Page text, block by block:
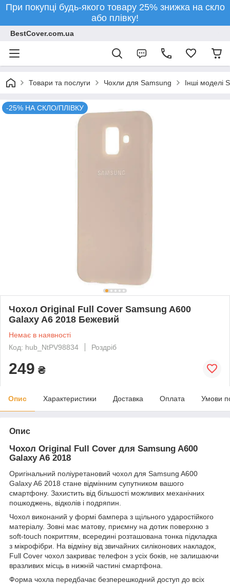
При покупці будь-якого товару 25% знижка на скло
або плівку!
BestCover.com.ua
Товари та послуги Чохли для Samsung Інші моделі
-25% НА СКЛО/ПЛІВКУ
Чохол Original Full Cover Samsung A600
Galaxy A6 2018 Бежевий
Немає в наявності
Код: hub_NtPV98834
Роздріб
249 ₴
Опис Характеристики Доставка Оплата Умови
Опис
Чохол Original Full Cover для Samsung A600
Galaxy A6 2018
Оригінальний поліуретановий чохол для Samsung A600
Galaxy A6 2018 стане відмінним супутником вашого
смартфону. Захистить від більшості можливих механічних
пошкоджень, відколів і подряпин.
Чохол виконаний у формі бампера з щільного ударостійкого
матеріалу. Зовні має матову, приємну на дотик поверхню з
soft-touch покриттям, всередині розташована тонка підкладка
з мікрофібри. На відміну від звичайних силіконових накладок,
Full Cover чохол закриває телефон з усіх боків, не залишаючи
вразливих місць в нижній частині смартфона.
Форма чохла передбачає безперешкодний доступ до всіх